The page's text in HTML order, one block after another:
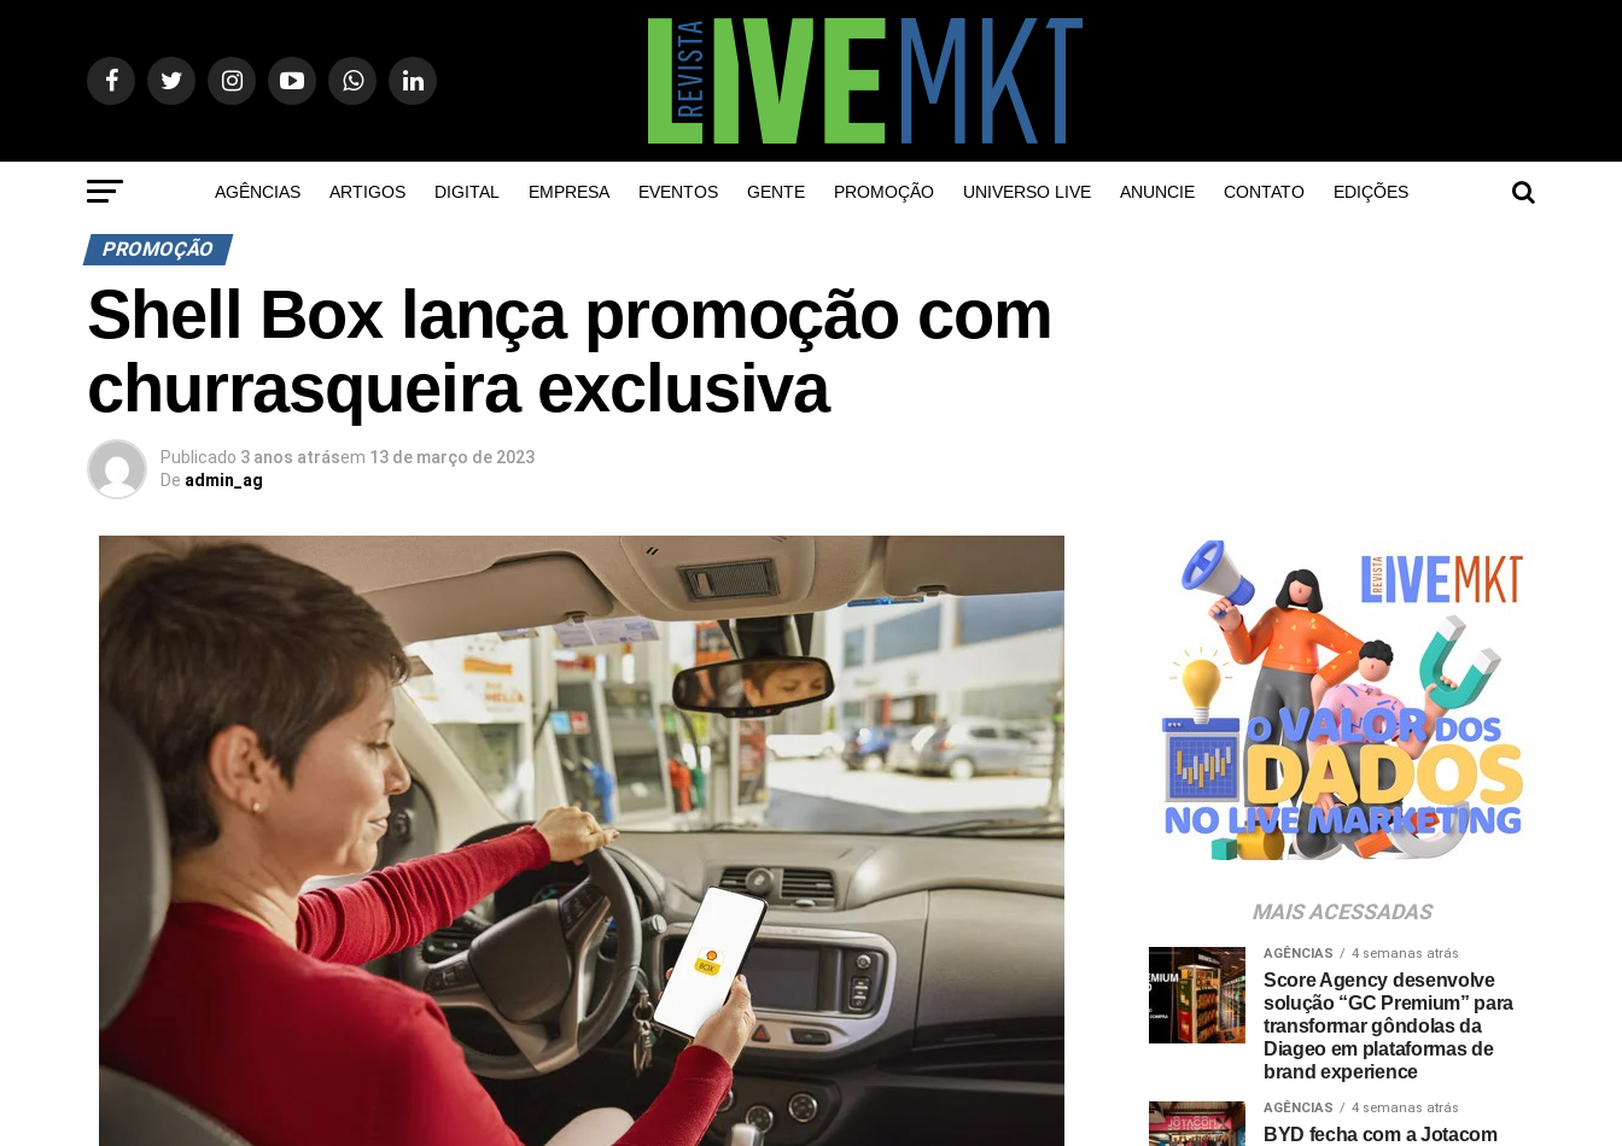
AGÊNCIAS ARTIGOS DIGITAL EMPRESA EVENTOS GENTE PROMOÇÃO UNIVERSO LIVE ANUNCIE CONTATO EDIÇÕES
PROMOÇÃO
Shell Box lança promoção com
churrasqueira exclusiva
Publicado 3 anos atrásem 13 de março de 2023
De admin_ag
MAIS ACESSADAS
AGÊNCIAS 4 semanas atrás
Score Agency desenvolve
solução “GC Premium” para
transformar gôndolas da
Diageo em plataformas de
brand experience
AGÊNCIAS 4 semanas atrás
BYD fecha com a Jotacom